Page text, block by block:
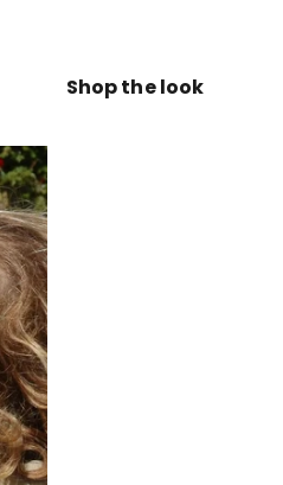
Shop the look